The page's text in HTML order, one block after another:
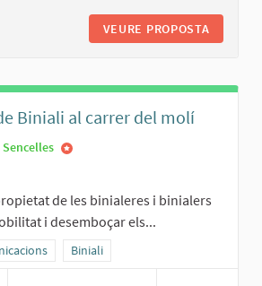
VEURE PROPOSTA
Biniali al carrer del molí
de les binialeres i binialers
i desemboçar els...
la categoria: Transport i comunicacions
Resultats al filtrar per l'àmbit:
Biniali